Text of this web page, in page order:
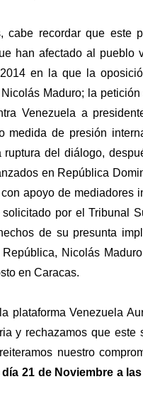
cabe recordar que este
han afectado al pueblo
en la que la
Maduro; la
Venezuela a
medida de presión
ruptura del diálogo,
en República
apoyo de mediadores
por el Tribunal
de su presunta
Nicolás
en Caracas.
plataforma Venezuela
y rechazamos que
nuestro
21 de Noviembre a